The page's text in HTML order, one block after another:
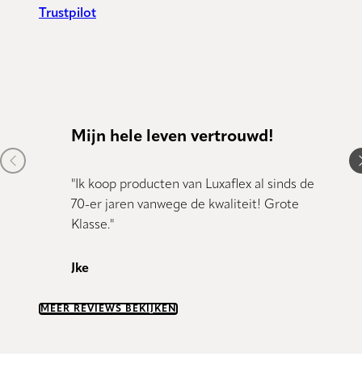
Trustpilot
Mijn hele leven vertrouwd!
"Ik koop producten van Luxaflex al sinds de
70-er jaren vanwege de kwaliteit! Grote
Klasse."
Jke
MEER REVIEWS BEKIJKEN
Previous item